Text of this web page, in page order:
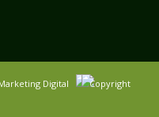
Digital
Copyright